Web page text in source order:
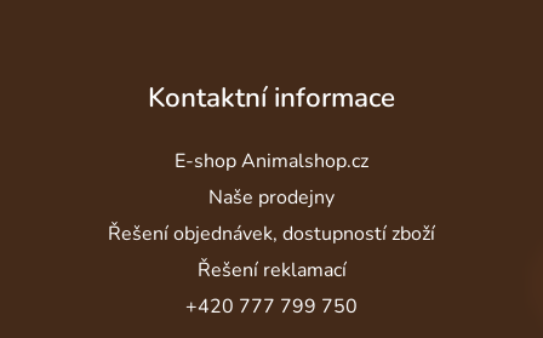
Kontaktní informace
E-shop Animalshop.cz
Naše prodejny
Řešení objednávek, dostupností zboží
Řešení reklamací
+420 777 799 750